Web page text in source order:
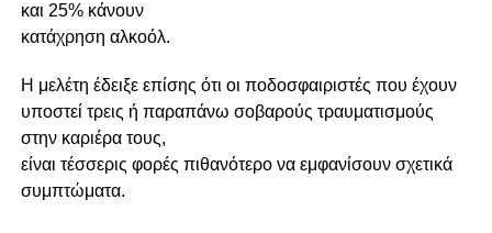
και 25% κάνουν
κατάχρηση αλκοόλ.
Η μελέτη έδειξε επίσης ότι οι ποδοσφαιριστές που έχουν
υποστεί τρεις ή παραπάνω σοβαρούς τραυματισμούς
στην καριέρα τους,
είναι τέσσερις φορές πιθανότερο να εμφανίσουν σχετικά
συμπτώματα.